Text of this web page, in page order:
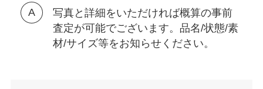
写真と詳細をいただければ概算の事前
査定が可能でございます。品名/状態/素
材/サイズ等をお知らせください。